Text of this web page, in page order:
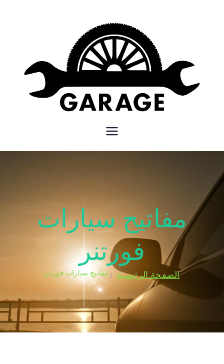
بنشر متنقل
مفاتيح سيارات
فورتنر
الصفحة الرئيسية مفاتيح سيارات فورتنر